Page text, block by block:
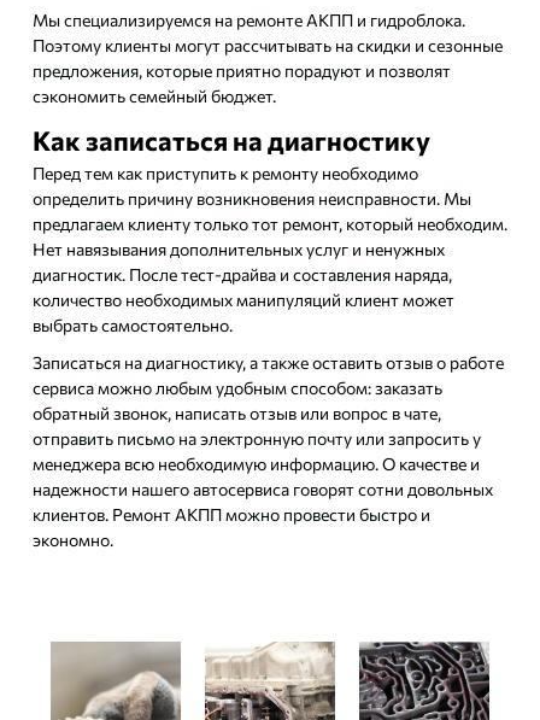
Мы специализируемся на ремонте АКПП и гидроблока.
Поэтому клиенты могут рассчитывать на скидки и сезонные
предложения, которые приятно порадуют и позволят
сэкономить семейный бюджет.
Как записаться на диагностику
Перед тем как приступить к ремонту необходимо
определить причину возникновения неисправности. Мы
предлагаем клиенту только тот ремонт, который необходим.
Нет навязывания дополнительных услуг и ненужных
диагностик. После тест-драйва и составления наряда,
количество необходимых манипуляций клиент может
выбрать самостоятельно.
Записаться на диагностику, а также оставить отзыв о работе
сервиса можно любым удобным способом: заказать
обратный звонок, написать отзыв или вопрос в чате,
отправить письмо на электронную почту или запросить у
менеджера всю необходимую информацию. О качестве и
надежности нашего автосервиса говорят сотни довольных
клиентов. Ремонт АКПП можно провести быстро и
экономно.